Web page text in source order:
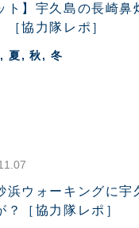
ト】宇久島の長崎鼻
［協力隊レポ］
夏 秋 冬
浜ウォーキングに宇
［協力隊レポ］